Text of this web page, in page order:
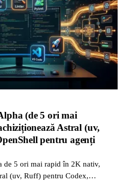
(de 5 ori mai
Astral (uv,
pentru agenți
5 ori mai rapid în 2K nativ,
(uv, Ruff) pentru Codex,